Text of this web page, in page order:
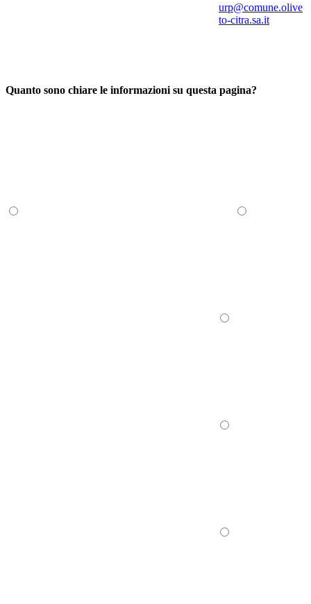
urp@comune.olive
to-citra.sa.it
Quanto sono chiare le informazioni su questa pagina?